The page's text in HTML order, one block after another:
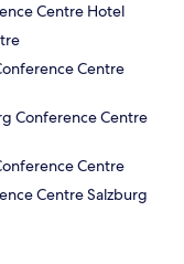
Centre Hotel
Centre
Conference Centre
Centre
Centre Salzburg